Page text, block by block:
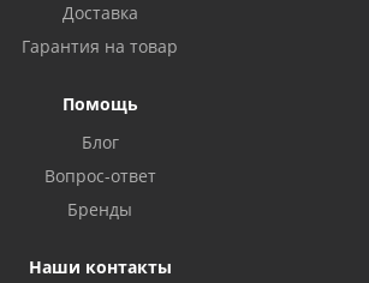
Доставка
Гарантия на товар
Помощь
Блог
Вопрос-ответ
Бренды
Наши контакты